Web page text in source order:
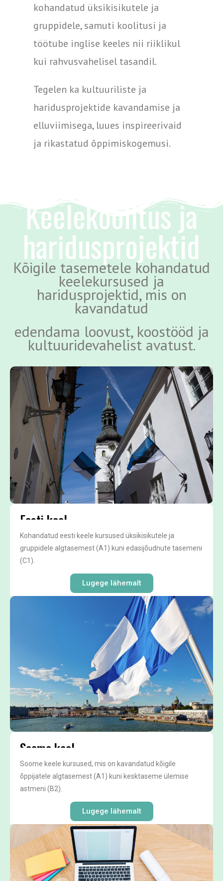
kohandatud üksikisikutele ja
gruppidele, samuti koolitusi ja
töötube inglise keeles nii riiklikul
kui rahvusvahelisel tasandil.
Tegelen ka kultuuriliste ja
haridusprojektide kavandamise ja
elluviimisega, luues inspireerivaid
ja rikastatud õppimiskogemusi.
Keelekoolitus ja
haridusprojektid
Kõigile tasemetele kohandatud
keelekursused ja
haridusprojektid, mis on
kavandatud
edendama loovust, koostööd ja
kultuuridevahelist avatust.
Eesti keel
Kohandatud eesti keele kursused üksikisikutele ja
gruppidele algtasemest (A1) kuni edasijõudnute tasemeni
(C1).
Lugege lähemalt
Soome keel
Soome keele kursused, mis on kavandatud kõigile
õppijatele algtasemest (A1) kuni kesktaseme ülemise
astmeni (B2).
Lugege lähemalt